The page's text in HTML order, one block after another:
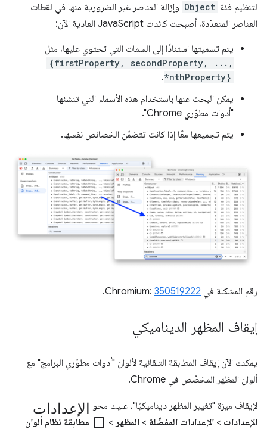
لتنظيم فئة Object وإزالة العناصر غير الضرورية منها في لقطات
العناصر المتعدّدة، أصبحت كائنات JavaScript العادية الآن:
يتم تسميتها استنادًا إلى السمات التي تحتوي عليها، مثل
{firstProperty, secondProperty, ...,
*nthProperty}
.
يمكن البحث عنها باستخدام هذه الأسماء التي تنشئها
"أدوات مطوّري Chrome".
يتم تجميعها معًا إذا كانت تتضمّن الخصائص نفسها.
رقم المشكلة في Chromium: 350519222
.
إيقاف المظهر الديناميكي
يمكنك الآن إيقاف المطابقة التلقائية لألوان "أدوات مطوّري البرامج" مع
ألوان المظهر المخصّص في Chrome.
لإيقاف ميزة "تغيير المظهر ديناميكيًا"، عليك محو الإعدادات
الإعدادات > الإعدادات المفضّلة > المظهر >
check_box_outline_blank مطابقة نظام ألوان